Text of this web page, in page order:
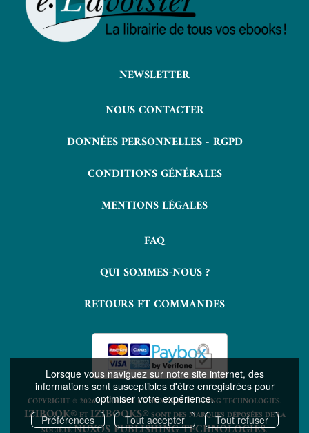
Lorsque vous naviguez sur notre site internet, des
informations sont susceptibles d'être enregistrées pour
optimiser votre expérience.
Préférences
Tout accepter Tout refuser
NEWSLETTER
NOUS CONTACTER
DONNÉES PERSONNELLES - RGPD
CONDITIONS GÉNÉRALES
MENTIONS LÉGALES
FAQ
QUI SOMMES-NOUS ?
RETOURS ET COMMANDES
COPYRIGHT © 2026 LAVOISIER ET NUXOS PUBLISHING TECHNOLOGIES.
IZIBOOK®ETIZIBOOKS®SONT DES MARQUES DÉPOSÉES DE LA